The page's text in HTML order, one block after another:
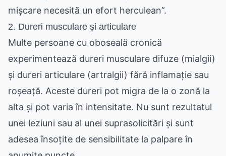
mișcare necesită un efort herculean”.
2. Dureri musculare și articulare
Multe persoane cu oboseală cronică
experimentează dureri musculare difuze (mialgii)
și dureri articulare (artralgii) fără inflamație sau
roșeață. Aceste dureri pot migra de la o zonă la
alta și pot varia în intensitate. Nu sunt rezultatul
unei leziuni sau al unei suprasolicitări și sunt
adesea însoțite de sensibilitate la palpare în